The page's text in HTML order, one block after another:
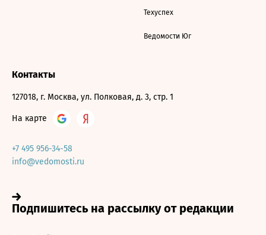
Техуспех
Ведомости Юг
Контакты
127018, г. Москва, ул. Полковая, д. 3, стр. 1
На карте
+7 495 956-34-58
info@vedomosti.ru